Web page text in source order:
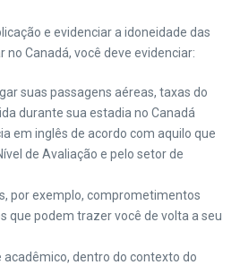
e evidenciar a idoneidade das
no Canadá, você deve evidenciar:
suas passagens aéreas, taxas do
durante sua estadia no Canadá
em inglês de acordo com aquilo que
de Avaliação e pelo setor de
por exemplo, comprometimentos
que podem trazer você de volta a seu
acadêmico, dentro do contexto do